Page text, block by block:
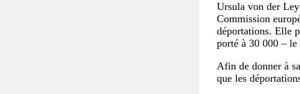
Ursula von der
Commission
déportations. Elle
porté à 30 000 –
Afin de donner à
que les